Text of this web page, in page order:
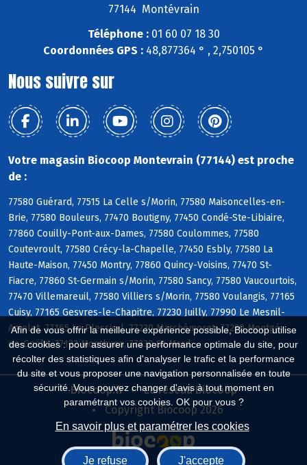
Afin de vous offrir la meilleure expérience possible, Biocoop utilise
des cookies : pour assurer une performance optimale du site, pour
récolter des statistiques afin d'analyser le trafic et la performance
du site et vous proposer une navigation personnalisée en toute
sécurité. Vous pouvez changer d'avis à tout moment en
paramétrant vos cookies. OK pour vous ?
En savoir plus et paramétrer les cookies
Je refuse J'accepte
77144 Montévrain
Téléphone :01 60 07 18 30
Coordonnées GPS : 48,877364 ° , 2,750105 °
Nous suivre sur
Votre magasin Biocoop Montevrain (77144) est proche
de :
77580 Guérard, 77515 La Celle s/Morin, 77580 Maisoncelles-en-
Brie, 77580 Bouleurs, 77470 Boutigny, 77450 Condé-Ste-Libiaire,
77860 Couilly-Pont-aux-Dames, 77580 Coulommes, 77580
Coutevroult, 77580 Crécy-la-Chapelle, 77450 Esbly, 77580 La
Haute-Maison, 77450 Montry, 77860 Quincy-Voisins, 77470 St-
Fiacre, 77860 St-Germain s/Morin, 77580 Sancy, 77580 Vaucourtois,
77470 Villemareuil, 77580 Villiers s/Morin, 77580 Voulangis, 77165
Cuisy, 77165 Gesvres-le-Chapitre, 77230 Juilly, 77990 Le Mesnil-
Amelot, 77165 Le Plessis-l, 77230 Marchémoret, 77230 Montgé-
en-Goële, 77122 Monthyon, 77230 St-Mard
Biocoop.fr
Le réseau Biocoop
Copyright Biocoop 2026